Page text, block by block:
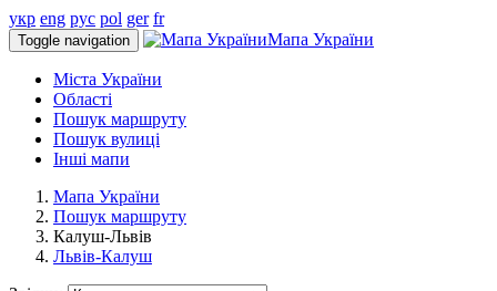
укр eng рус pol ger fr
Toggle navigation Мапа України
Міста України
Області
Пошук маршруту
Пошук вулиці
Інші мапи
Мапа України
Пошук маршруту
Калуш-Львів
Львів-Калуш